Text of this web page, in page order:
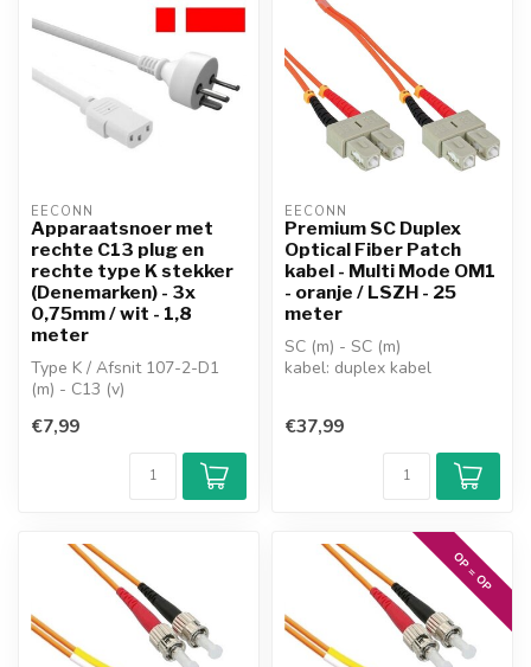
EECONN
Apparaatsnoer met
rechte C13 plug en
rechte type K stekker
(Denemarken) - 3x
0,75mm / wit - 1,8
meter
Type K / Afsnit 107-2-D1
(m) - C13 (v)
2-D1 - rechte...
€7,99
EECONN
Premium SC Duplex
Optical Fiber Patch
kabel - Multi Mode OM1
- oranje / LSZH - 25
meter
SC (m) - SC (m)
kabel: duplex kabel
fiber: 62,5/125...
€37,99
OP = OP